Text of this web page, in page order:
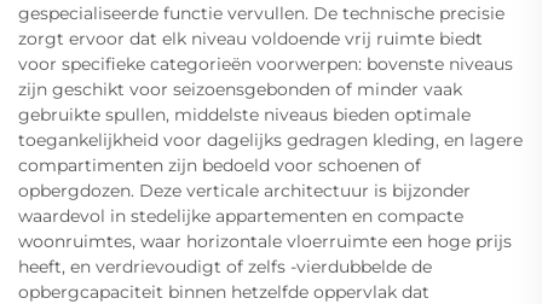
gespecialiseerde functie vervullen. De technische precisie
zorgt ervoor dat elk niveau voldoende vrij ruimte biedt
voor specifieke categorieën voorwerpen: bovenste niveaus
zijn geschikt voor seizoensgebonden of minder vaak
gebruikte spullen, middelste niveaus bieden optimale
toegankelijkheid voor dagelijks gedragen kleding, en lagere
compartimenten zijn bedoeld voor schoenen of
opbergdozen. Deze verticale architectuur is bijzonder
waardevol in stedelijke appartementen en compacte
woonruimtes, waar horizontale vloerruimte een hoge prijs
heeft, en verdrievoudigt of zelfs -vierdubbelde de
opbergcapaciteit binnen hetzelfde oppervlak dat